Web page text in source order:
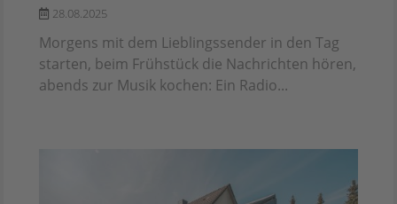
28.08.2025
Morgens mit dem Lieblingssender in den Tag
starten, beim Frühstück die Nachrichten hören,
abends zur Musik kochen: Ein Radio...